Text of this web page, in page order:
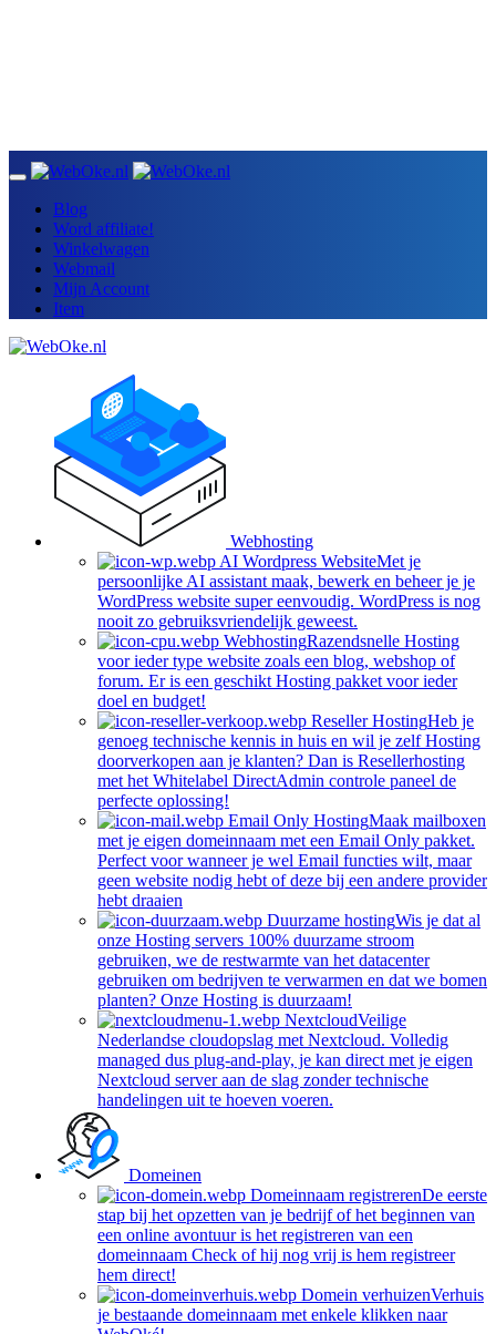
Blog
Word affiliate!
Winkelwagen
Webmail
Mijn Account
Item
Webhosting
AI Wordpress WebsiteMet je
persoonlijke AI assistant maak, bewerk en beheer je je
WordPress website super eenvoudig. WordPress is nog
nooit zo gebruiksvriendelijk geweest.
WebhostingRazendsnelle Hosting
voor ieder type website zoals een blog, webshop of
forum. Er is een geschikt Hosting pakket voor ieder
doel en budget!
Reseller HostingHeb je
genoeg technische kennis in huis en wil je zelf Hosting
doorverkopen aan je klanten? Dan is Resellerhosting
met het Whitelabel DirectAdmin controle paneel de
perfecte oplossing!
Email Only HostingMaak mailboxen
met je eigen domeinnaam met een Email Only pakket.
Perfect voor wanneer je wel Email functies wilt, maar
geen website nodig hebt of deze bij een andere provider
hebt draaien
Duurzame hostingWis je dat al
onze Hosting servers 100% duurzame stroom
gebruiken, we de restwarmte van het datacenter
gebruiken om bedrijven te verwarmen en dat we bomen
planten? Onze Hosting is duurzaam!
NextcloudVeilige
Nederlandse cloudopslag met Nextcloud. Volledig
managed dus plug-and-play, je kan direct met je eigen
Nextcloud server aan de slag zonder technische
handelingen uit te hoeven voeren.
Domeinen
Domeinnaam registrerenDe eerste
stap bij het opzetten van je bedrijf of het beginnen van
een online avontuur is het registreren van een
domeinnaam Check of hij nog vrij is hem registreer
hem direct!
Domein verhuizenVerhuis
je bestaande domeinnaam met enkele klikken naar